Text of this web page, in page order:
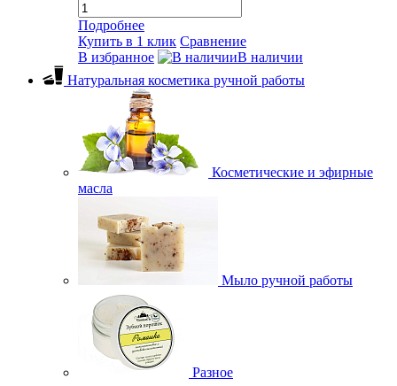
Подробнее
Купить в 1 клик Сравнение
В избранное
В наличии
Натуральная косметика ручной работы
Косметические и эфирные
масла
Мыло ручной работы
Разное